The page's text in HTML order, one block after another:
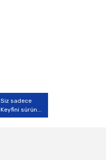
Siz sadece
Keyfini sürün...